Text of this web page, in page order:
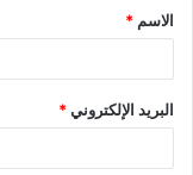
*
الاسم *
البريد الإلكتروني*